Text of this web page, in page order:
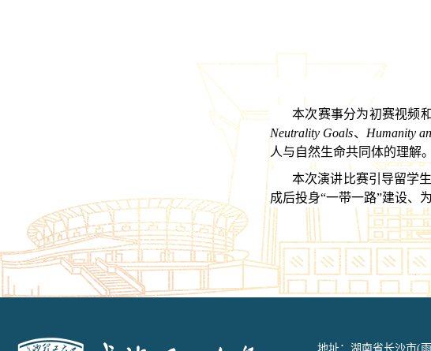
本次赛事分为初赛视频
Neutrality Goals、 Humanity
人与自然生命共同体的理解。
本次演讲比赛引导留学
成后投身“一带一路”建设、
地址：湖南省长沙市(